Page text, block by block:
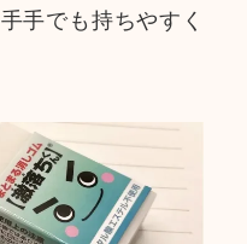
手でも持ちやすく